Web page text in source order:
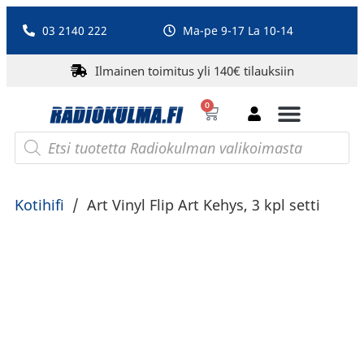
03 2140 222 Ma-pe 9-17 La 10-14
Ilmainen toimitus yli 140€ tilauksiin
0
Kotihifi / Art Vinyl Flip Art Kehys, 3 kpl setti